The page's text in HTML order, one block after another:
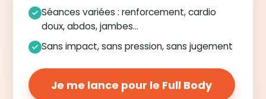
Séances variées : renforcement, cardio
doux, abdos, jambes…
Sans impact, sans pression, sans jugement
Je me lance pour le Full Body